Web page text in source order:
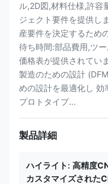
ル,2D図,材料仕様,許容
ジェクト要件を提供し
産要件を決定するため
待ち時間:部品費用,ツ
価格表が提供されてい
製造のための設計
めの設計を最適化し 効
プロトタイプ...
製品詳細
ハイライト: 高精度
カスタマイズされた